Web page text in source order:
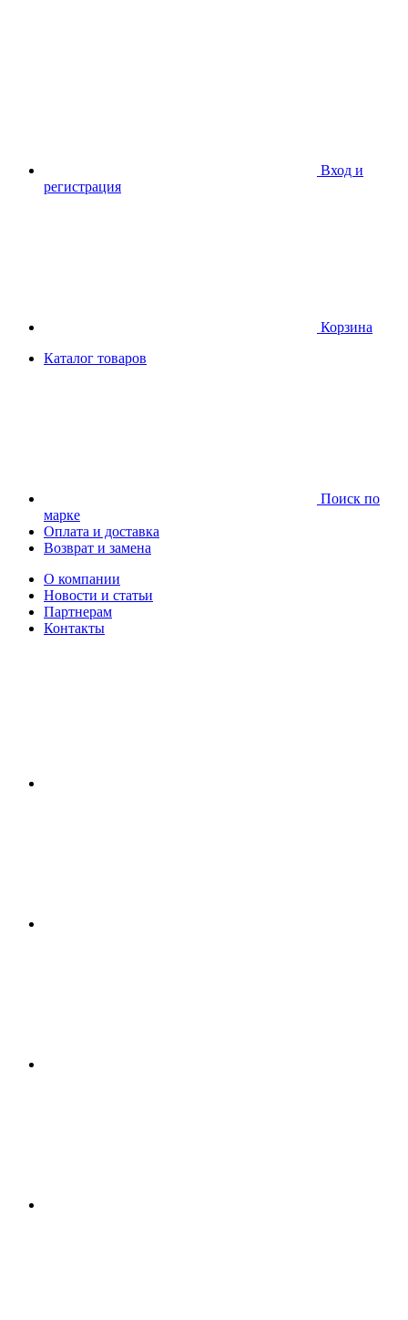
Вход и
регистрация
Корзина
Каталог товаров
Поиск по
марке
Оплата и доставка
Возврат и замена
О компании
Новости и статьи
Партнерам
Контакты